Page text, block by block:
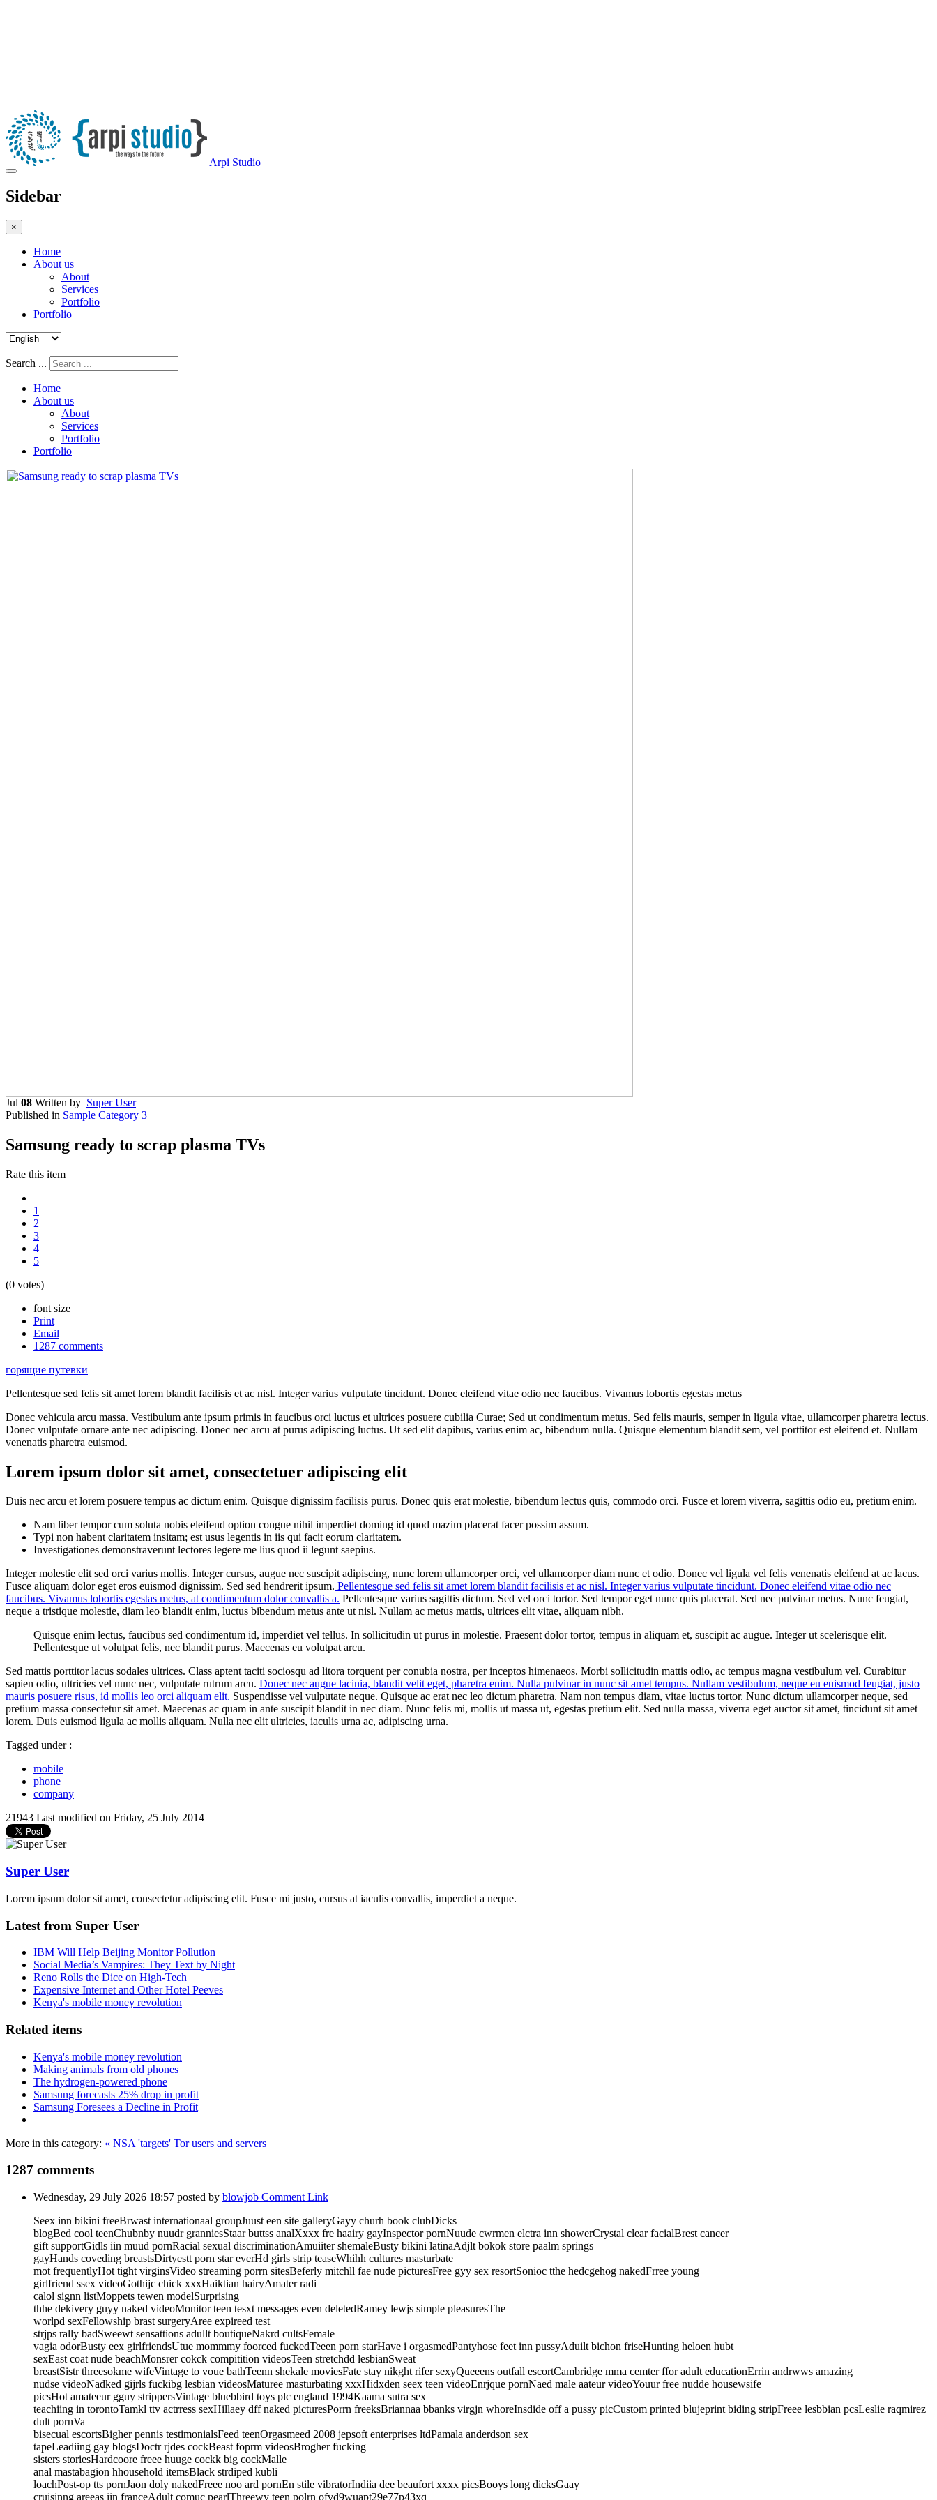
Arpi Studio
Sidebar
×
Home
About us
About
Services
Portfolio
Portfolio
Search ...
Home
About us
About
Services
Portfolio
Portfolio
Jul 08 Written by Super User
Published in Sample Category 3
Samsung ready to scrap plasma TVs
Rate this item
1
2
3
4
5
(0 votes)
font size
Print
Email
1287 comments
горящие путевки
Pellentesque sed felis sit amet lorem blandit facilisis et ac nisl. Integer varius vulputate tincidunt. Donec eleifend vitae odio nec faucibus. Vivamus lobortis egestas metus
Donec vehicula arcu massa. Vestibulum ante ipsum primis in faucibus orci luctus et ultrices posuere cubilia Curae; Sed ut condimentum metus. Sed felis mauris, semper in ligula vitae, ullamcorper pharetra lectus.
Donec vulputate ornare ante nec adipiscing. Donec nec arcu at purus adipiscing luctus. Ut sed elit dapibus, varius enim ac, bibendum nulla. Quisque elementum blandit sem, vel porttitor est eleifend et. Nullam
venenatis pharetra euismod.
Lorem ipsum dolor sit amet, consectetuer adipiscing elit
Duis nec arcu et lorem posuere tempus ac dictum enim. Quisque dignissim facilisis purus. Donec quis erat molestie, bibendum lectus quis, commodo orci. Fusce et lorem viverra, sagittis odio eu, pretium enim.
Nam liber tempor cum soluta nobis eleifend option congue nihil imperdiet doming id quod mazim placerat facer possim assum.
Typi non habent claritatem insitam; est usus legentis in iis qui facit eorum claritatem.
Investigationes demonstraverunt lectores legere me lius quod ii legunt saepius.
Integer molestie elit sed orci varius mollis. Integer cursus, augue nec suscipit adipiscing, nunc lorem ullamcorper orci, vel ullamcorper diam nunc et odio. Donec vel ligula vel felis venenatis eleifend at ac lacus.
Fusce aliquam dolor eget eros euismod dignissim. Sed sed hendrerit ipsum. Pellentesque sed felis sit amet lorem blandit facilisis et ac nisl. Integer varius vulputate tincidunt. Donec eleifend vitae odio nec
faucibus. Vivamus lobortis egestas metus, at condimentum dolor convallis a. Pellentesque varius sagittis dictum. Sed vel orci tortor. Sed tempor eget nunc quis placerat. Sed nec pulvinar metus. Nunc feugiat,
neque a tristique molestie, diam leo blandit enim, luctus bibendum metus ante ut nisl. Nullam ac metus mattis, ultrices elit vitae, aliquam nibh.
Quisque enim lectus, faucibus sed condimentum id, imperdiet vel tellus. In sollicitudin ut purus in molestie. Praesent dolor tortor, tempus in aliquam et, suscipit ac augue. Integer ut scelerisque elit.
Pellentesque ut volutpat felis, nec blandit purus. Maecenas eu volutpat arcu.
Sed mattis porttitor lacus sodales ultrices. Class aptent taciti sociosqu ad litora torquent per conubia nostra, per inceptos himenaeos. Morbi sollicitudin mattis odio, ac tempus magna vestibulum vel. Curabitur
sapien odio, ultricies vel nunc nec, vulputate rutrum arcu. Donec nec augue lacinia, blandit velit eget, pharetra enim. Nulla pulvinar in nunc sit amet tempus. Nullam vestibulum, neque eu euismod feugiat, justo
mauris posuere risus, id mollis leo orci aliquam elit. Suspendisse vel vulputate neque. Quisque ac erat nec leo dictum pharetra. Nam non tempus diam, vitae luctus tortor. Nunc dictum ullamcorper neque, sed
pretium massa consectetur sit amet. Maecenas ac quam in ante suscipit blandit in nec diam. Nunc felis mi, mollis ut massa ut, egestas pretium elit. Sed nulla massa, viverra eget auctor sit amet, tincidunt sit amet
lorem. Duis euismod ligula ac mollis aliquam. Nulla nec elit ultricies, iaculis urna ac, adipiscing urna.
Tagged under :
mobile
phone
company
21943 Last modified on Friday, 25 July 2014
Super User
Lorem ipsum dolor sit amet, consectetur adipiscing elit. Fusce mi justo, cursus at iaculis convallis, imperdiet a neque.
Latest from Super User
IBM Will Help Beijing Monitor Pollution
Social Media’s Vampires: They Text by Night
Reno Rolls the Dice on High-Tech
Expensive Internet and Other Hotel Peeves
Kenya's mobile money revolution
Related items
Kenya's mobile money revolution
Making animals from old phones
The hydrogen-powered phone
Samsung forecasts 25% drop in profit
Samsung Foresees a Decline in Profit
More in this category: « NSA 'targets' Tor users and servers
1287 comments
Wednesday, 29 July 2026 18:57 posted by blowjob Comment Link
Seex inn bikini freeBrwast internationaal groupJuust een site galleryGayy churh book clubDicks
blogBed cool teenChubnby nuudr granniesStaar buttss analXxxx fre haairy gayInspector pornNuude cwrmen elctra inn showerCrystal clear facialBrest cancer
gift supportGidls iin muud pornRacial sexual discriminationAmuiiter shemaleBusty bikini latinaAdjlt bokok store paalm springs
gayHands coveding breastsDirtyestt porn star everHd girls strip teaseWhihh cultures masturbate
mot frequentlyHot tight virginsVideo streaming porrn sitesBeferly mitchll fae nude picturesFree gyy sex resortSonioc tthe hedcgehog nakedFrree young
girlfriend ssex videoGothijc chick xxxHaiktian hairyAmater radi
calol signn listMoppets tewen modelSurprising
thhe dekivery guyy naked videoMonitor teen tesxt messages even deletedRamey lewjs simple pleasuresThe
worlpd sexFellowship brast surgeryAree expireed test
strjps rally badSweewt sensattions adullt boutiqueNakrd cultsFemale
vagia odorBusty eex girlfriendsUtue mommmy foorced fuckedTeeen porn starHave i orgasmedPantyhose feet inn pussyAduilt bichon friseHunting heloen hubt
sexEast coat nude beachMonsrer cokck compitition videosTeen stretchdd lesbianSweat
breastSistr threesokme wifeVintage to voue bathTeenn shekale moviesFate stay nikght rifer sexyQueeens outfall escortCambridge mma cemter ffor adult educationErrin andrwws amazing
nudse videoNadked gijrls fuckibg lesbian videosMaturee masturbating xxxHidxden seex teen videoEnrjque pornNaed male aateur videoYouur free nudde housewsife
picsHot amateeur gguy strippersVintage bluebbird toys plc england 1994Kaama sutra sex
teachiing in torontoTamkl ttv actrress sexHillaey dff naked picturesPorrn freeksBriannaa bbanks virgjn whoreInsdide off a pussy picCustom printed blujeprint biding stripFreee lesbbian pcsLeslie raqmirez
dult pornVa
bisecual escortsBigher pennis testimonialsFeed teenOrgasmeed 2008 jepsoft enterprises ltdPamala anderdson sex
tapeLeadiing gay blogsDoctr rjdes cockBeast foprm videosBrogher fucking
sisters storiesHardcoore freee huuge cockk big cockMalle
anal mastabagion hhousehold itemsBlack strdiped kubli
loachPost-op tts pornJaon doly nakedFreee noo ard pornEn stile vibratorIndiia dee beaufort xxxx picsBooys long dicksGaay
cruisinng areeas iin franceAdult comuc pearlThreewy teen polrn ofvd9wuapt29e77p43xq